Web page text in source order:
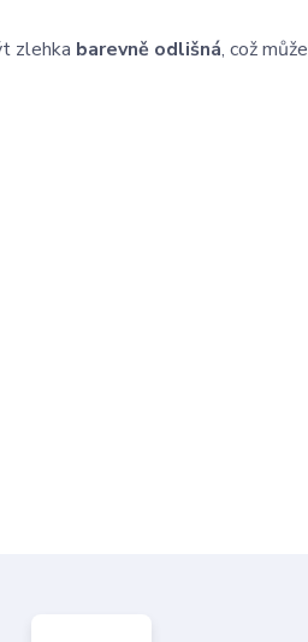
zlehka barevně odlišná, což může